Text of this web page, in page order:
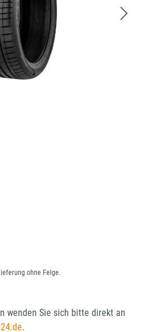
ohne Felge.
wenden Sie sich bitte direkt an
.